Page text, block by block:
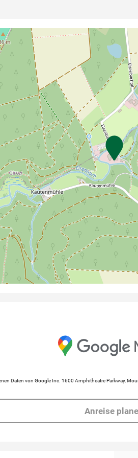
Daten von Google Inc. 1600 Amphitheatre Parkway,
Anreise